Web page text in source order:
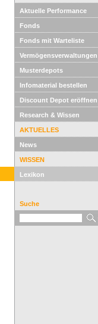
Aktuelle Performance
Fonds
Fonds mit Warteliste
Vermögensverwaltungen
Musterdepots
Infomaterial bestellen
Discount Depot eröffnen
Research & Wissen
AKTUELLES
News
WISSEN
Lexikon
Suche